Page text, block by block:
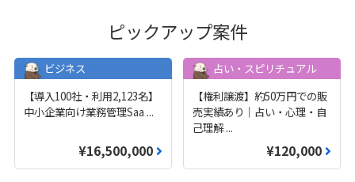
ピックアップ案件
ビジネス
【導入100社・利用2,123名】
中小企業向け業務管理Saa ...
¥16,500,000
占い・スピリチュアル
【権利譲渡】約50万円での販
売実績あり｜占い・心理・自
己理解...
¥120,000